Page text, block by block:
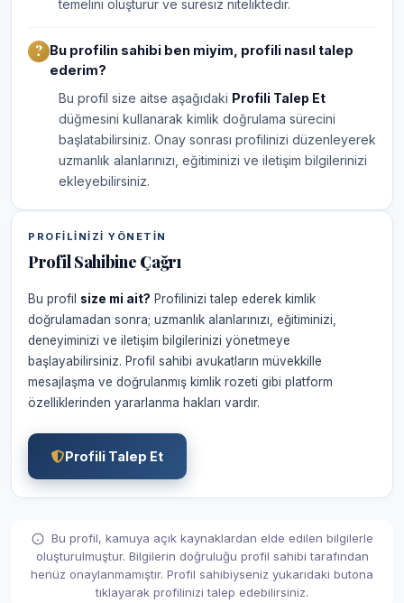
temelini oluşturur ve süresiz niteliktedir.
Bu profilin sahibi ben miyim, profili nasıl talep
ederim?
Bu profil size aitse aşağıdaki Profili Talep Et
düğmesini kullanarak kimlik doğrulama sürecini
başlatabilirsiniz. Onay sonrası profilinizi düzenleyerek
uzmanlık alanlarınızı, eğitiminizi ve iletişim bilgilerinizi
ekleyebilirsiniz.
PROFILINIZI YÖNETIN
Profil Sahibine Çağrı
Bu profil size mi ait? Profilinizi talep ederek kimlik
doğrulamadan sonra; uzmanlık alanlarınızı, eğitiminizi,
deneyiminizi ve iletişim bilgilerinizi yönetmeye
başlayabilirsiniz. Profil sahibi avukatların müvekkille
mesajlaşma ve doğrulanmış kimlik rozeti gibi platform
özelliklerinden yararlanma hakları vardır.
Profili Talep Et
Bu profil, kamuya açık kaynaklardan elde edilen bilgilerle
oluşturulmuştur. Bilgilerin doğruluğu profil sahibi tarafından
henüz onaylanmamıştır. Profil sahibiyseniz yukarıdaki butona
tıklayarak profilinizi talep edebilirsiniz.